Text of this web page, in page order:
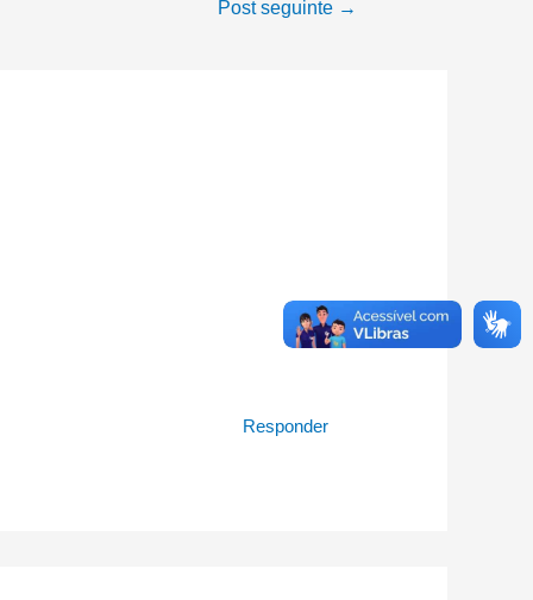
Post seguinte →
Responder